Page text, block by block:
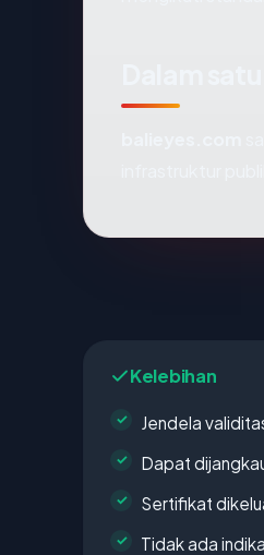
Kelebihan
Jendela
Dapat
Sertifikat
Tidak ada